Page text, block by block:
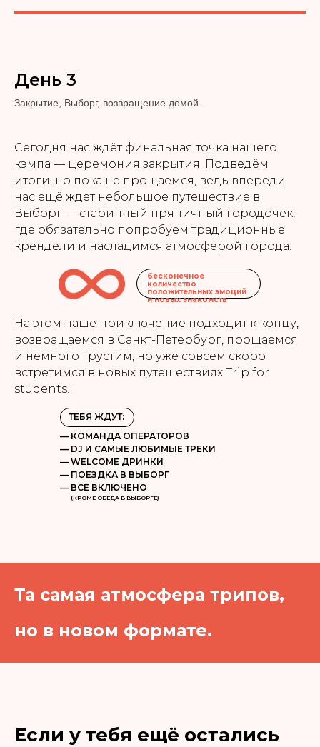
День 3
Закрытие, Выборг, возвращение домой.
Сегодня нас ждёт финальная точка нашего
кэмпа — церемония закрытия. Подведём
итоги, но пока не прощаемся, ведь впереди
нас ещё ждет небольшое путешествие в
Выборг — старинный пряничный городочек,
где обязательно попробуем традиционные
крендели и насладимся атмосферой города.
бесконечное
количество
положительных эмоций
и новых знакомств
На этом наше приключение подходит к концу,
возвращаемся в Санкт-Петербург, прощаемся
и немного грустим, но уже совсем скоро
встретимся в новых путешествиях Trip for
students!
ТЕБЯ ЖДУТ:
— КОМАНДА ОПЕРАТОРОВ
— DJ И САМЫЕ ЛЮБИМЫЕ ТРЕКИ
— WELCOME ДРИНКИ
— ПОЕЗДКА В ВЫБОРГ
— ВСЁ ВКЛЮЧЕНО
(КРОМЕ ОБЕДА В ВЫБОРГЕ)
Та самая атмосфера трипов,
но в новом формате.
Если у тебя ещё остались